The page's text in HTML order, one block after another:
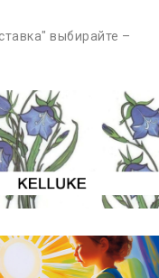
выбирайте –